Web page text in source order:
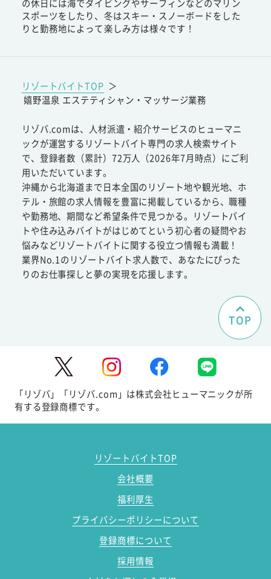
の休日には海でダイビングやサーフィンなどのマリン
スポーツをしたり、冬はスキー・スノーボードをした
りと勤務地によって楽しみ方は様々です！
リゾートバイトTOP ＞
嬉野温泉 エステティシャン・マッサージ業務
リゾバ.comは、人材派遣・紹介サービスのヒューマニ
ックが運営するリゾートバイト専門の求人検索サイト
で、登録者数（累計）72万人（2026年7月時点）にご利
用いただいています。
沖縄から北海道まで日本全国のリゾート地や観光地、ホ
テル・旅館の求人情報を豊富に掲載しているから、職種
や勤務地、期間など希望条件で見つかる。リゾートバイ
トや住み込みバイトがはじめてという初心者の疑問やお
悩みなどリゾートバイトに関する役立つ情報も満載！
業界No.1のリゾートバイト求人数で、あなたにぴった
りのお仕事探しと夢の実現を応援します。
TOP
「リゾバ」「リゾバ.com」は株式会社ヒューマニックが所
有する登録商標です。
リゾートバイトTOP
会社概要
福利厚生
プライバシーポリシーについて
登録商標について
採用情報